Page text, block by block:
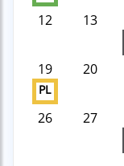
12 13
19
PL
20
26 27